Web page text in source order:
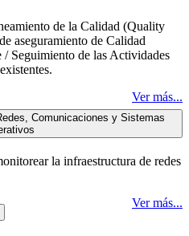
de la Calidad (Quality
aseguramiento de Calidad
Seguimiento de las Actividades
Ver más...
Comunicaciones y Sistemas
la infraestructura de redes
Ver más...